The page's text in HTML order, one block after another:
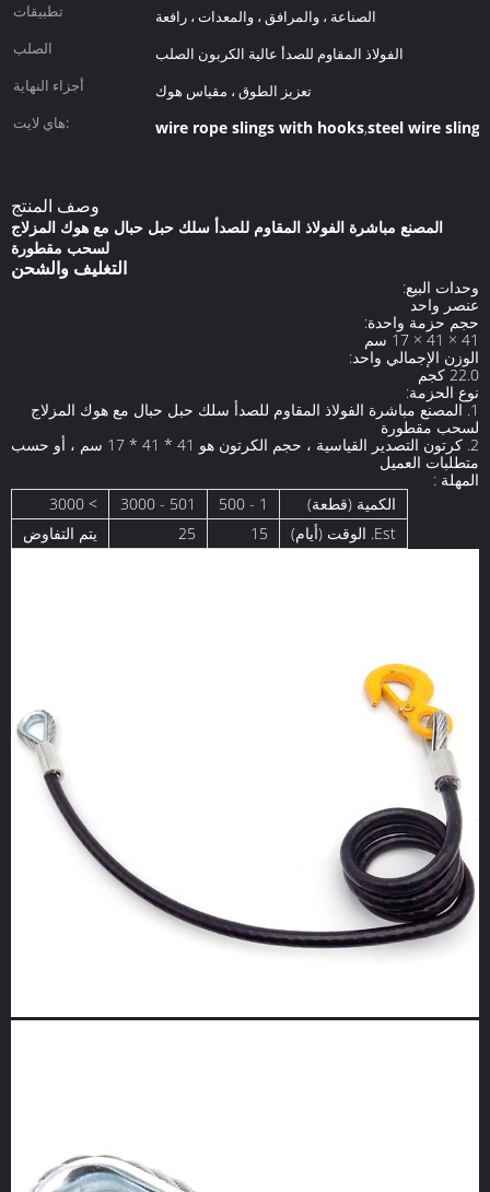
تطبيقات
الصناعة ، والمرافق ، والمعدات ، رافعة
الصلب
الفولاذ المقاوم للصدأ عالية الكربون الصلب
أجزاء النهاية
تعزيز الطوق ، مقياس هوك
هاي لايت:
wire rope slings with hooks,steel wire sling
وصف المنتج
المصنع مباشرة الفولاذ المقاوم للصدأ سلك حبل حبال مع هوك المزلاج
لسحب مقطورة
التغليف والشحن
وحدات البيع:
عنصر واحد
حجم حزمة واحدة:
41 × 41 × 17 سم
الوزن الإجمالي واحد:
22.0 كجم
نوع الحزمة:
1. المصنع مباشرة الفولاذ المقاوم للصدأ سلك حبل حبال مع هوك المزلاج
لسحب مقطورة
2. كرتون التصدير القياسية ، حجم الكرتون هو 41 * 41 * 17 سم ، أو حسب
متطلبات العميل
المهلة :
الكمية (قطعة)
1 - 500
501 - 3000
> 3000
Est. الوقت (أيام)
15
25 يتم التفاوض